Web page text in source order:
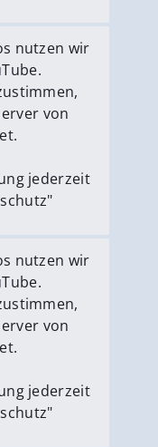
nutzen wir
von
jederzeit
nutzen wir
von
jederzeit